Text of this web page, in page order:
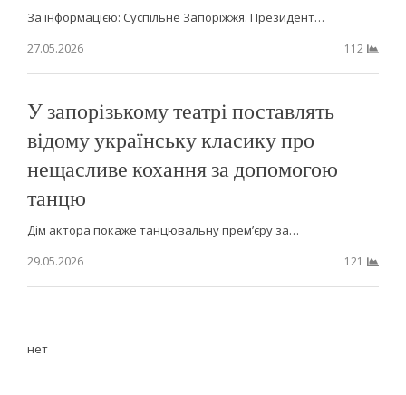
За інформацією: Суспільне Запоріжжя. Президент…
27.05.2026
112
У запорізькому театрі поставлять
відому українську класику про
нещасливе кохання за допомогою
танцю
Дім актора покаже танцювальну прем’єру за…
29.05.2026
121
нет